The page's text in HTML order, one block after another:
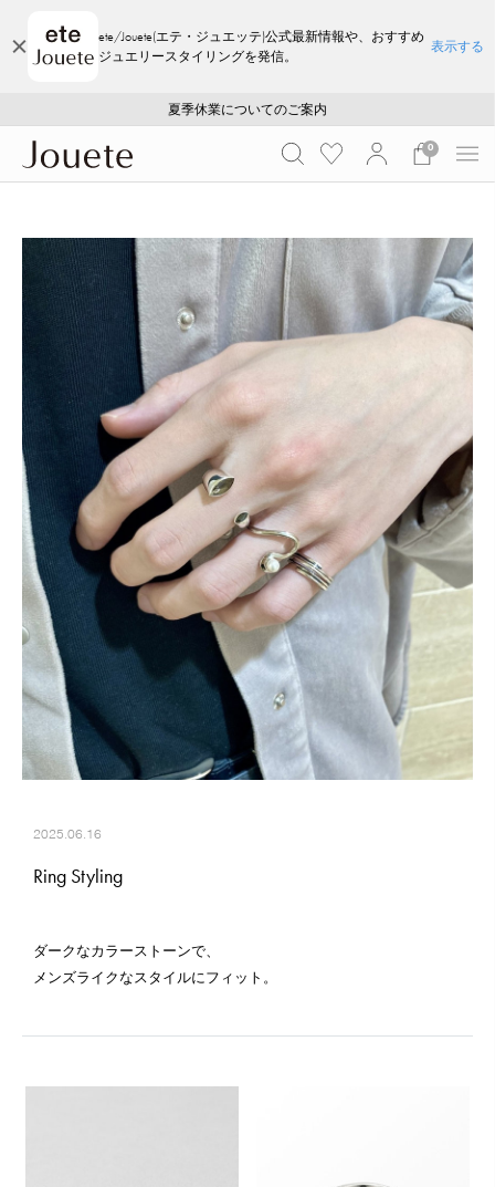
ete/Jouete(エテ・ジュエッテ)公式最新情報や、おすすめ
ジュエリースタイリングを発信。
表示する
採用のご案内
ご注文いただいたお品物のお届け状況について
夏季休業についてのご案内
WEB LIMITED ITEMS >>
採用のご案内
ご注文いただいたお品物のお届け状況について
0
2025.06.16
Ring Styling
ダークなカラーストーンで、
メンズライクなスタイルにフィット。